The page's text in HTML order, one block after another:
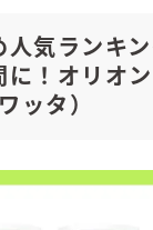
人気ランキ
に！オリオ
ッタ）